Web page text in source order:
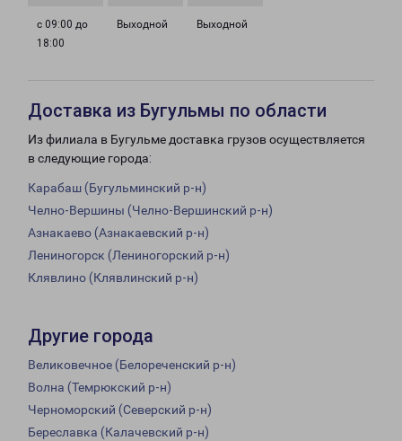
с 09:00 до
18:00
Выходной Выходной
Доставка из Бугульмы по области
Из филиала в Бугульме доставка грузов осуществляется
в следующие города:
Карабаш (Бугульминский р-н)
Челно-Вершины (Челно-Вершинский р-н)
Азнакаево (Азнакаевский р-н)
Лениногорск (Лениногорский р-н)
Клявлино (Клявлинский р-н)
Другие города
Великовечное (Белореченский р-н)
Волна (Темрюкский р-н)
Черноморский (Северский р-н)
Береславка (Калачевский р-н)